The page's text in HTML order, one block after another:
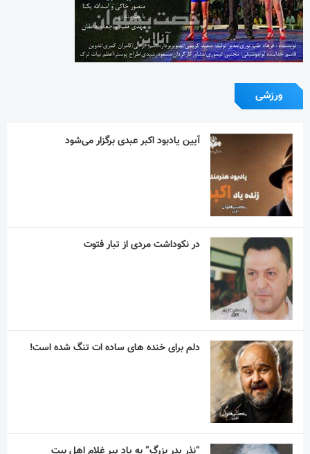
ورزشی
آیین یادبود اکبر عبدی برگزار می‌شود
در نکوداشت مردی از تبار فتوت
دلم برای خنده های ساده ات تنگ شده است!